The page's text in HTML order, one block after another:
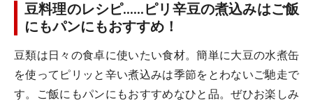
豆料理のレシピ……ピリ辛豆の煮込みはご飯
にもパンにもおすすめ！
豆類は日々の食卓に使いたい食材。簡単に大豆の水煮缶
を使ってピリッと辛い煮込みは季節をとわないご馳走で
す。ご飯にもパンにもおすすめなひと品。ぜひお楽しみ